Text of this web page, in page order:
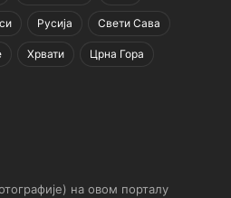
Русија Свети Сава
Хрвати Црна Гора
на овом порталу